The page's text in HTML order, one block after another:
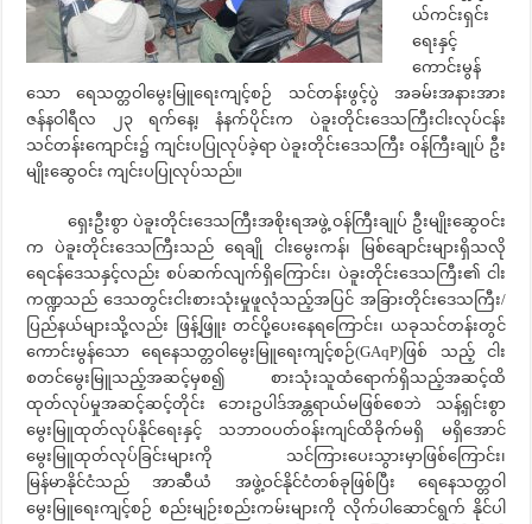
ယ်ကင်းရှင်း
ရေးနှင့်
ကောင်းမွန်
သော ရေသတ္တဝါမွေးမြူရေးကျင့်စဉ် သင်တန်းဖွင့်ပွဲ အခမ်းအနားအား
ဇန်နဝါရီလ ၂၃ ရက်နေ့၊ နံနက်ပိုင်းက ပဲခူးတိုင်းဒေသကြီးငါးလုပ်ငန်း
သင်တန်းကျောင်း၌ ကျင်းပပြုလုပ်ခဲ့ရာ ပဲခူးတိုင်းဒေသကြီး ဝန်ကြီးချုပ် ဦး
မျိုးဆွေဝင်း ကျင်းပပြုလုပ်သည်။
ရှေးဦးစွာ ပဲခူးတိုင်းဒေသကြီးအစိုးရအဖွဲ့ ဝန်ကြီးချုပ် ဦးမျိုးဆွေဝင်း
က ပဲခူးတိုင်းဒေသကြီးသည် ရေချို ငါးမွေးကန်၊ မြစ်ချောင်းများရှိသလို
ရေငန်ဒေသနှင့်လည်း စပ်ဆက်လျက်ရှိကြောင်း၊ ပဲခူးတိုင်းဒေသကြီး၏ ငါး
ကဏ္ဍသည် ဒေသတွင်းငါးစားသုံးမှုဖူလုံသည့်အပြင် အခြားတိုင်းဒေသကြီး/
ပြည်နယ်များသို့လည်း ဖြန့်ဖြူး တင်ပို့ပေးနေရကြောင်း၊ ယခုသင်တန်းတွင်
ကောင်းမွန်သော ရေနေသတ္တဝါမွေးမြူရေးကျင့်စဉ်(GAqP)ဖြစ် သည့် ငါး
စတင်မွေးမြူသည့်အဆင့်မှစ၍ စားသုံးသူထံရောက်ရှိသည့်အဆင့်ထိ
ထုတ်လုပ်မှုအဆင့်ဆင့်တိုင်း ဘေးဥပါဒ်အန္တရာယ်မဖြစ်စေဘဲ သန့်ရှင်းစွာ
မွေးမြူထုတ်လုပ်နိုင်ရေးနှင့် သဘာဝပတ်ဝန်းကျင်ထိခိုက်မရှိ မရှိအောင်
မွေးမြူထုတ်လုပ်ခြင်းများကို သင်ကြားပေးသွားမှာဖြစ်ကြောင်း၊
မြန်မာနိုင်ငံသည် အာဆီယံ အဖွဲ့ဝင်နိုင်ငံတစ်ခုဖြစ်ပြီး ရေနေသတ္တဝါ
မွေးမြူရေးကျင့်စဉ် စည်းမျဉ်းစည်းကမ်းများကို လိုက်ပါဆောင်ရွက် နိုင်ပါ